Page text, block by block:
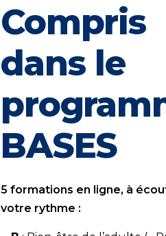
Compris
dans le
BASES
5 formations en ligne, à
votre rythme :